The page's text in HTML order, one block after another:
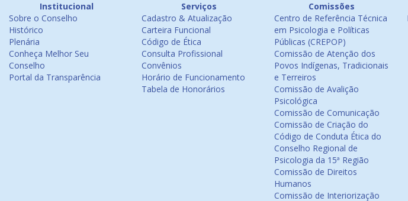
Institucional
Sobre o Conselho
Histórico
Plenária
Conheça Melhor Seu
Conselho
Portal da Transparência
Serviços
Cadastro & Atualização
Carteira Funcional
Código de Ética
Consulta Profissional
Convênios
Horário de Funcionamento
Tabela de Honorários
Comissões
Centro de Referência Técnica
em Psicologia e Políticas
Públicas (CREPOP)
Comissão de Atenção dos
Povos Indígenas, Tradicionais
e Terreiros
Comissão de Avalição
Psicológica
Comissão de Comunicação
Comissão de Criação do
Código de Conduta Ética do
Conselho Regional de
Psicologia da 15ª Região
Comissão de Direitos
Humanos
Comissão de Interiorização